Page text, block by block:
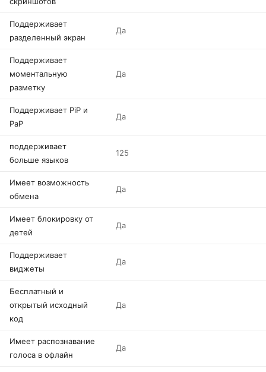
Поддерживает
разделенный экран
Да
Поддерживает
моментальную
разметку
Да
Поддерживает PiP и
PaP
Да
поддерживает
больше языков
125
Имеет возможность
обмена
Да
Имеет блокировку от
детей
Да
Поддерживает
виджеты
Да
Бесплатный и
открытый исходный
код
Да
Имеет распознавание
голоса в офлайн
Да